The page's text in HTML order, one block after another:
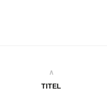
∧
TITEL